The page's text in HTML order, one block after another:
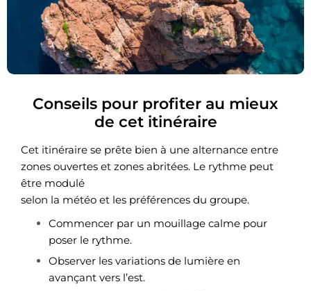
Conseils pour profiter au mieux
de cet itinéraire
Cet itinéraire se prête bien à une alternance entre
zones ouvertes et zones abritées. Le rythme peut
être modulé
selon la météo et les préférences du groupe.
Commencer par un mouillage calme pour
poser le rythme.
Observer les variations de lumière en
avançant vers l’est.